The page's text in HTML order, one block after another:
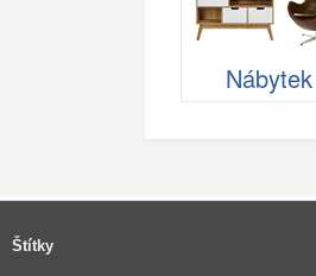
Nábytek
Štítky